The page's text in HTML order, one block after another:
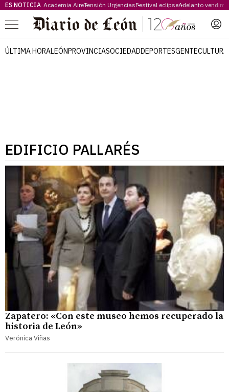
ES NOTICIA Academia AireTensión UrgenciasFestival eclipseAdelanto
Menú
ÚLTIMA HORALEÓNPROVINCIASOCIEDADDEPORTESGENTECULTURA
EDIFICIO PALLARÉS
Zapatero: «Con este museo hemos recuperado la
historia de León»
Verónica Viñas